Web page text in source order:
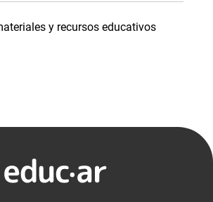
y recursos educativos